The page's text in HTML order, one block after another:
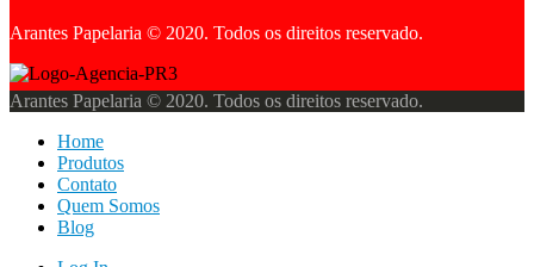
Arantes Papelaria © 2020. Todos os direitos reservado.
Arantes Papelaria © 2020. Todos os direitos reservado.
Home
Produtos
Contato
Quem Somos
Blog